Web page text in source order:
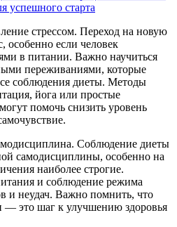
успешного старта
стрессом. Переход на новую
особенно если человек
в питании. Важно научиться
переживаниями, которые
соблюдения диеты. Методы
йога или простые
помочь снизить уровень
Соблюдение диеты
самодисциплины, особенно на
наиболее строгие.
и соблюдение режима
и неудач. Важно помнить, что
это шаг к улучшению здоровья